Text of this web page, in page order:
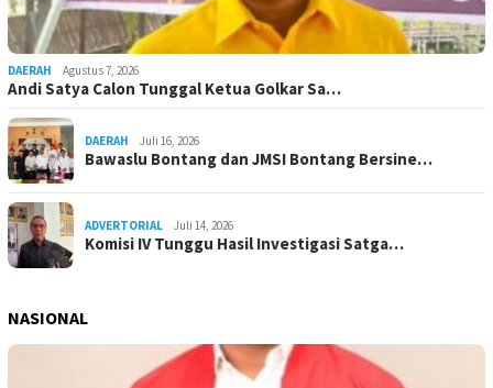
DAERAH Agustus 7, 2026
Andi Satya Calon Tunggal Ketua Golkar Sa…
DAERAH Juli 16, 2026
Bawaslu Bontang dan JMSI Bontang Bersine…
ADVERTORIAL Juli 14, 2026
Komisi IV Tunggu Hasil Investigasi Satga…
NASIONAL